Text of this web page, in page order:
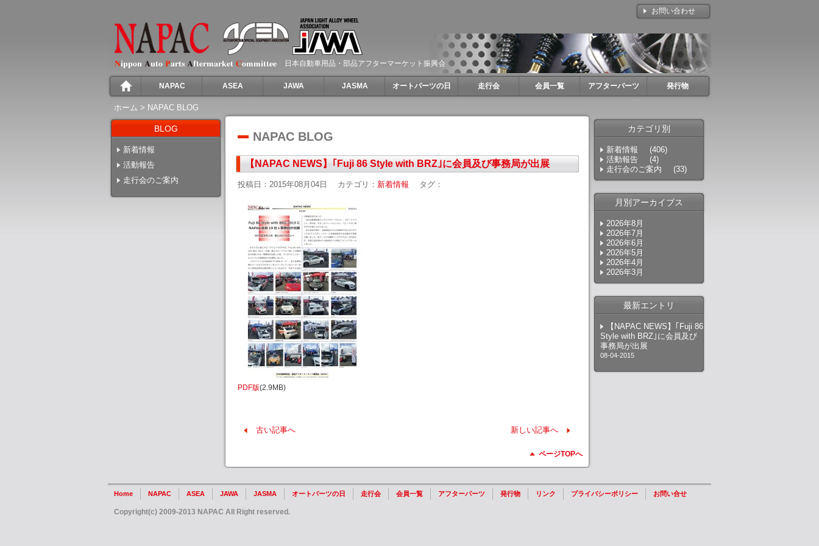
日本自動車用品・部品アフターマーケット振興会
お問い合わせ
NAPAC ASEA JAWA JASMA オートパーツの日 走行会 会員一覧 アフターパーツ 発行物
ホーム > NAPAC BLOG
BLOG
新着情報
活動報告
走行会のご案内
NAPAC BLOG
【NAPAC NEWS】｢Fuji 86 Style with BRZ｣に会員及び事務局が出展
投稿日：2015年08月04日 カテゴリ： 新着情報 タグ：
PDF版(2.9MB)
古い記事へ 新しい記事へ
ページTOPへ
カテゴリ別
新着情報
(406)
活動報告
(4)
走行会のご案内
(33)
月別アーカイブス
2026年8月
2026年7月
2026年6月
2026年5月
2026年4月
2026年3月
最新エントリ
【NAPAC NEWS】｢Fuji 86
Style with BRZ｣に会員及び
事務局が出展
08-04-2015
Home NAPAC ASEA JAWA JASMA オートパーツの日 走行会 会員一覧 アフターパーツ 発行物 リンク プライバシーポリシー お問い合せ
Copyright(c) 2009-2013 NAPAC All Right reserved.